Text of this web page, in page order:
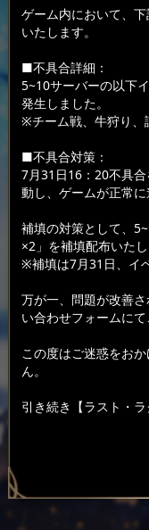
ゲーム内において、
いたします。
■不具合詳細：
5~10サーバーの以下
発生しました。
※チーム戦、牛狩り、
■不具合対策：
7月31日16：20不具
動し、ゲームが正常に
補填の対策として、
×2」を補填配布いたし
※補填は7月31日、イ
万が一、問題が改善
い合わせフォームにて
この度はご迷惑をお
ん。
引き続き【ラスト・